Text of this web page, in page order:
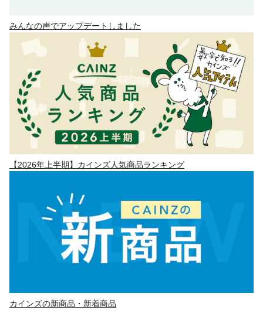
みんなの声でアップデートしました
【2026年上半期】カインズ人気商品ランキング
カインズの新商品・新着商品